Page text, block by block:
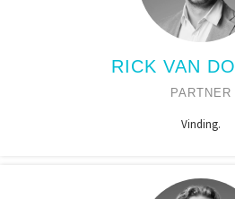
RICK VAN
PARTNER
Vinding.